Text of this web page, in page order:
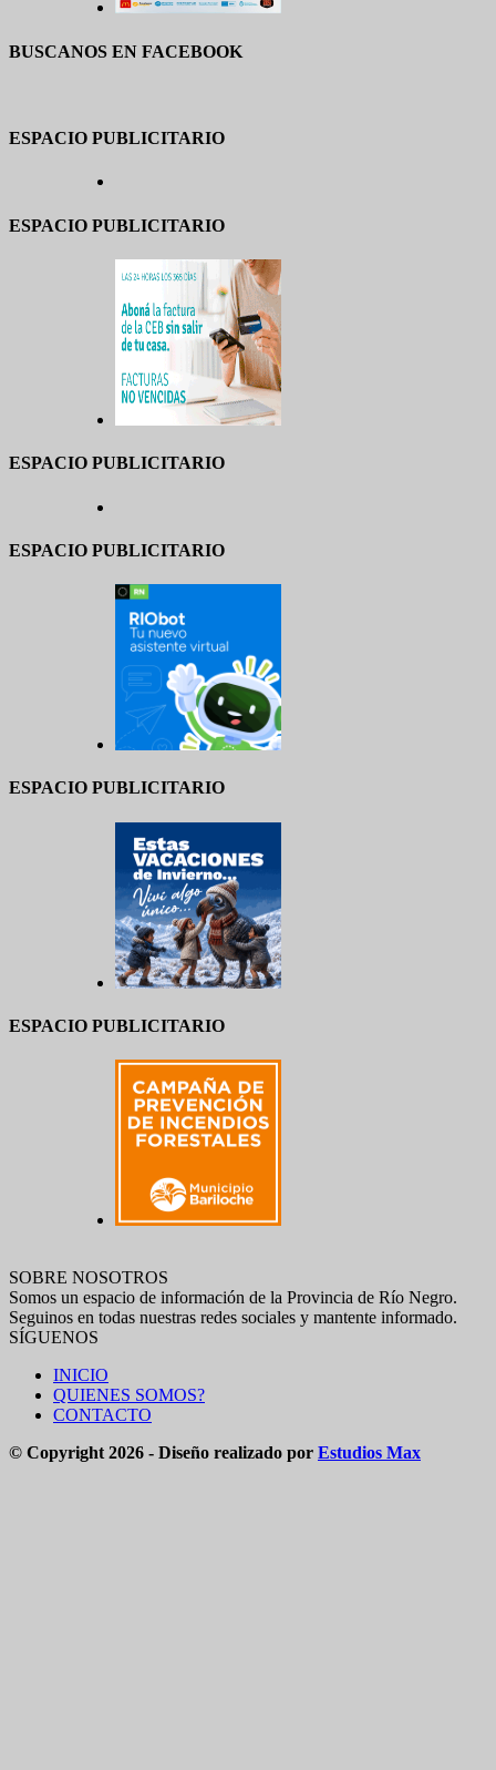
BUSCANOS EN FACEBOOK
ESPACIO PUBLICITARIO
ESPACIO PUBLICITARIO
ESPACIO PUBLICITARIO
ESPACIO PUBLICITARIO
ESPACIO PUBLICITARIO
ESPACIO PUBLICITARIO
SOBRE NOSOTROS
Somos un espacio de información de la Provincia de Río Negro.
Seguinos en todas nuestras redes sociales y mantente informado.
SÍGUENOS
INICIO
QUIENES SOMOS?
CONTACTO
© Copyright 2026 - Diseño realizado por Estudios Max